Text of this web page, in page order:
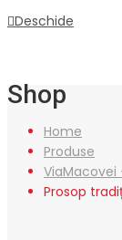
Deschide
Shop
Home
Produse
ViaMacovei
Prosop